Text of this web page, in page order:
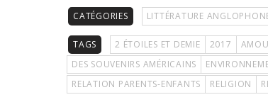
CATÉGORIES LITTÉRATURE
TAGS 2 ÉTOILES ET DEMIE 2017
DES SOUVENIRS AMÉRICAINS
RELATION PARENTS-ENFANTS
RELIGION